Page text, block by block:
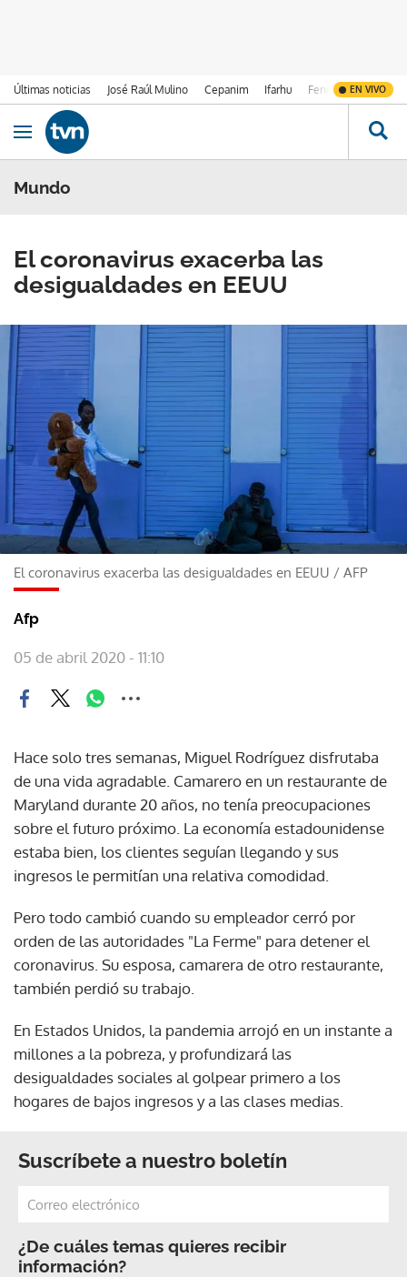
Últimas noticias José Raúl Mulino Cepanim Ifarhu Fenómeno de El
EN VIVO
Ir al contenido
Obrir navegació
Mundo
El coronavirus exacerba las
desigualdades en EEUU
El coronavirus exacerba las desigualdades en EEUU / AFP
Afp
05 de abril 2020 - 11:10
Hace solo tres semanas, Miguel Rodríguez disfrutaba
de una vida agradable. Camarero en un restaurante de
Maryland durante 20 años, no tenía preocupaciones
sobre el futuro próximo. La economía estadounidense
estaba bien, los clientes seguían llegando y sus
ingresos le permitían una relativa comodidad.
Pero todo cambió cuando su empleador cerró por
orden de las autoridades "La Ferme" para detener el
coronavirus. Su esposa, camarera de otro restaurante,
también perdió su trabajo.
En Estados Unidos, la pandemia arrojó en un instante a
millones a la pobreza, y profundizará las
desigualdades sociales al golpear primero a los
hogares de bajos ingresos y a las clases medias.
Suscríbete a nuestro boletín
¿De cuáles temas quieres recibir
información?